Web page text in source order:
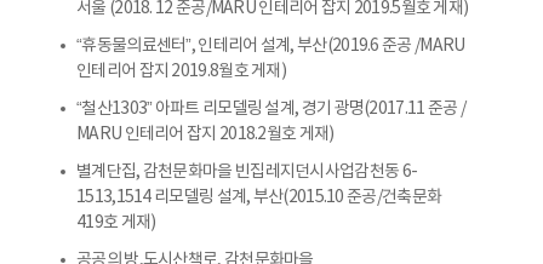
서울 (2018. 12 준공/MARU 인테리어 잡지 2019.5월호 게재)
“휴동물의료센터”, 인테리어 설계, 부산(2019.6 준공 /MARU
인테리어 잡지 2019.8월호 게재)
“철산1303” 아파트 리모델링 설계, 경기 광명(2017.11 준공 /
MARU 인테리어 잡지 2018.2월호 게재)
별계단집, 감천문화마을 빈집레지던시사업감천동 6-
1513,1514 리모델링 설계, 부산(2015.10 준공/건축문화
419호 게재)